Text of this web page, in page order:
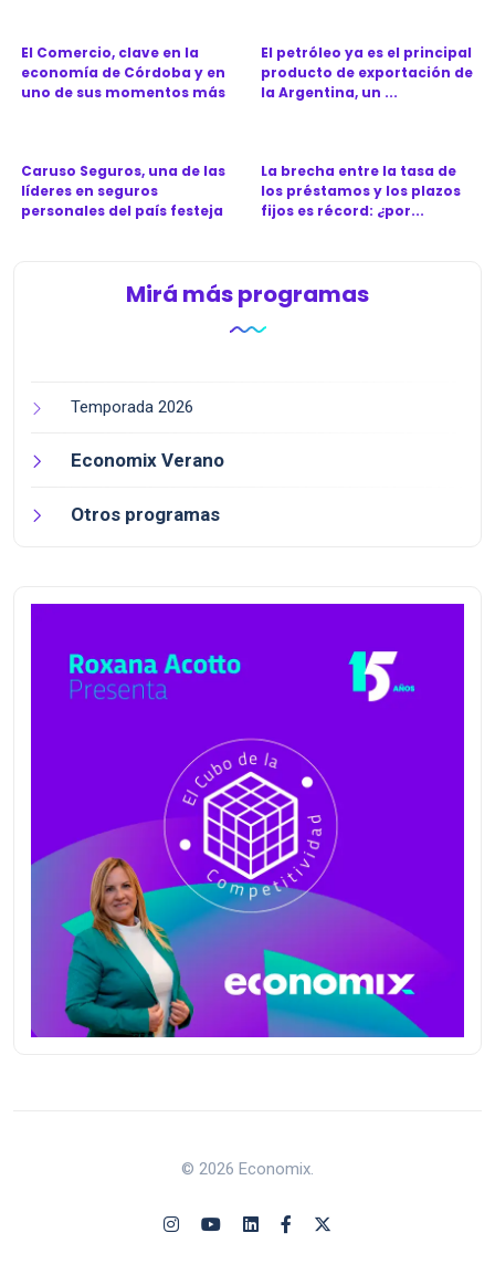
El Comercio, clave en la
economía de Córdoba y en
uno de sus momentos más
El petróleo ya es el principal
producto de exportación de
la Argentina, un ...
Caruso Seguros, una de las
líderes en seguros
personales del país festeja
La brecha entre la tasa de
los préstamos y los plazos
fijos es récord: ¿por...
Mirá más programas
Temporada 2026
Economix Verano
Otros programas
© 2026 Economix.